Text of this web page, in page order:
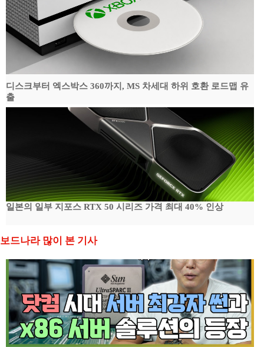
디스크부터 엑스박스 360까지, MS 차세대 하위 호환 로드맵 유
출
일본의 일부 지포스 RTX 50 시리즈 가격 최대 40% 인상
보드나라 많이 본 기사